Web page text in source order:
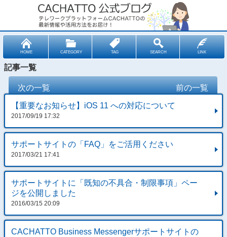
HOME CATEGORY TAG SEARCH LINK
記事一覧
前の一覧
次の一覧
【重要なお知らせ】iOS 11 への対応について
2017/09/19 17:32
サポートサイトの「FAQ」をご活用ください
2017/03/21 17:41
サポートサイトに「既知の不具合・制限事項」ペー
ジを公開しました
2016/03/15 20:09
CACHATTO Business Messengerサポートサイトの